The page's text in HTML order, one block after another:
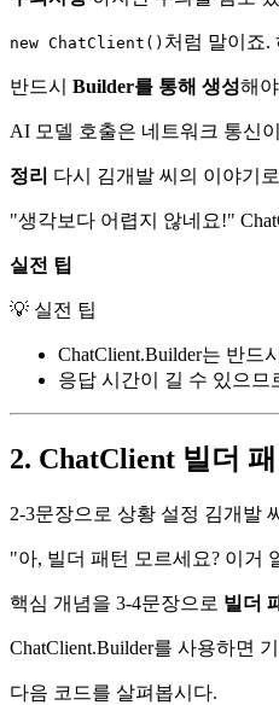
new ChatClient() 처럼 말이죠.
반드시 Builder를 통해 생성해
AI 모델 호출은 네트워크 통신
정리 다시 김개발 씨의 이야기
"생각보다 어렵지 않네요!"
실전 팁
💡 실전 팁
ChatClient.Builder는 반드
응답 시간이 길 수 있으
2. ChatClient 빌더
2-3문장으로 상황 설정 김개발
"아, 빌더 패턴 모르세요? 이거
핵심 개념을 3-4문장으로 빌더
ChatClient.Builder를 사용하면
다음 코드를 살펴봅시다.